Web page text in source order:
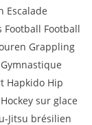
Escalade
Football Football
Grappling
Hapkido Hip
sur glace
Jitsu brésilien